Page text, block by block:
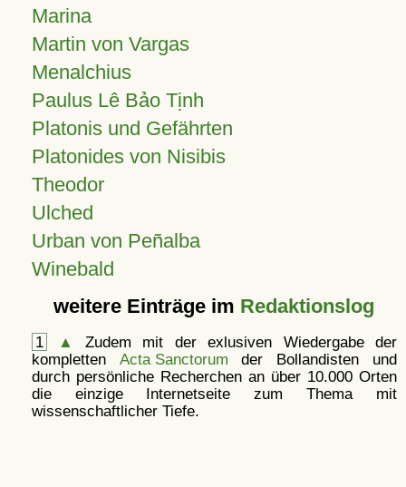
Marina
Martin von Vargas
Menalchius
Paulus Lê Bảo Tịnh
Platonis und Gefährten
Platonides von Nisibis
Theodor
Ulched
Urban von Peñalba
Winebald
weitere Einträge im Redaktionslog
1 ▲
Zudem mit der exlusiven Wiedergabe der
kompletten Acta Sanctorum der Bollandisten und
durch persönliche Recherchen an über 10.000 Orten
die einzige Internetseite zum Thema mit
wissenschaftlicher Tiefe.